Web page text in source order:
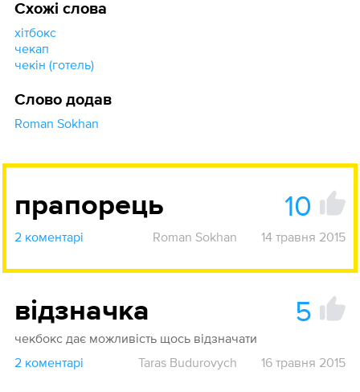
Схожі слова
хітбокс
чекап
чекін (готель)
Слово додав
Roman Sokhan
прапорець 10
2 коментарі Roman Sokhan 14 травня 2015
відзначка 5
чекбокс дає можливість щось відзначати
2 коментарі
Taras Budurovych 16 травня 2015